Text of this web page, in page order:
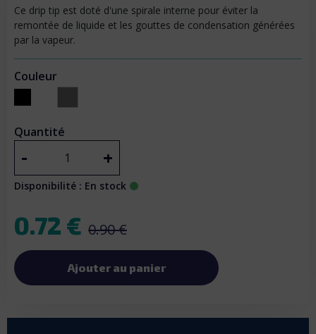
Interdiction
Interdiction de vente de produits de vapotage
Ce drip tip est doté d'une spirale interne pour éviter la
remontée de liquide et les gouttes de condensation générées
par la vapeur.
Couleur
Gris
Quantité
+
-
Disponibilité : En stock
0.72 € 0.90 €
Ajouter au panier